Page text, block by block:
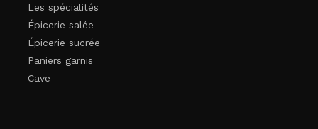
Les spécialités
Épicerie salée
Épicerie sucrée
Paniers garnis
Cave